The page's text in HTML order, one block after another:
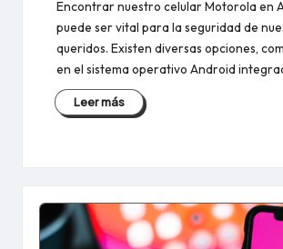
Encontrar nuestro celular Motorola en
puede ser vital para la seguridad de
queridos. Existen diversas opciones,
en el sistema operativo Android
Leer más